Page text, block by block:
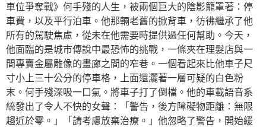
車位爭奪戰》何手殘的人生，被兩個巨大的陰影籠罩著：停
車費，以及平行泊車。他那輛老舊的掀背車，彷彿繼承了他
所有的駕駛焦慮，從未在他需要時提供過任何幫助。今天，
他面臨的是城市傳說中最恐怖的挑戰，一條夾在理髮店與一
間專賣金屬雕像的畫廊之間的窄巷。一個看起來比他車子尺
寸小上三十公分的停車格，上面還灑著一層可疑的白色粉
末。何手殘深吸一口氣。將車子打了倒檔。他的車載語音系
統發出了令人不快的女聲：「警告，後方障礙物距離：無限
趨近於零。」「請考慮放棄治療。」他忽略了警告，開始緩